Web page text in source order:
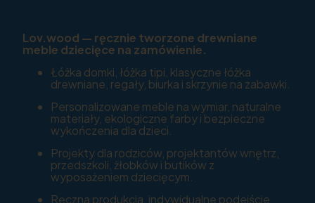
Lov.wood — ręcznie tworzone drewniane
meble dziecięce na zamówienie.
Łóżka domki, łóżka tipi, klasyczne łóżka
drewniane, regały, biurka i skrzynie na zabawki.
Personalizowane meble na wymiar, naturalne
materiały, ekologiczne farby i bezpieczne
wykończenia dla dzieci.
Projekty dla rodziców, projektantów wnętrz,
przedszkoli, żłobków i butików z
wyposażeniem dziecięcym.
Ręczna produkcja, indywidualne podejście,